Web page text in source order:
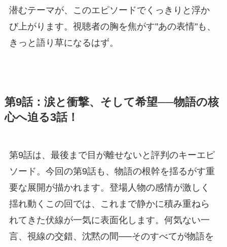
潜むテーマが、このエピソードでくっきりと浮か
び上がります。視聴者の胸を焦がす"あの表情"も、
きっと語り草になるはず。
第9話：涙と衝撃、そして希望──物語の核
心へ迫る3話！
第9話は、最後まで目が離せないと評判のキーエピ
ソード。今回の第9話も、物語の根幹を揺るがす重
要な展開が描かれます。登場人物の感情が激しく
揺れ動くこの回では、これまで静かに積み重ねら
れてきた伏線が一気に表面化します。何気ない一
言、視線の交錯、沈黙の間──そのすべてが物語を